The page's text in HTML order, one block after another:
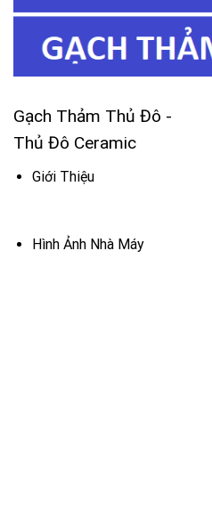
Gạch Thảm Thủ Đô -
Thủ Đô Ceramic
Giới Thiệu
Hình Ảnh Nhà Máy